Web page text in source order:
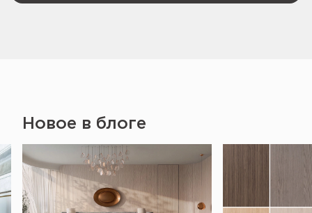
Новое в блоге